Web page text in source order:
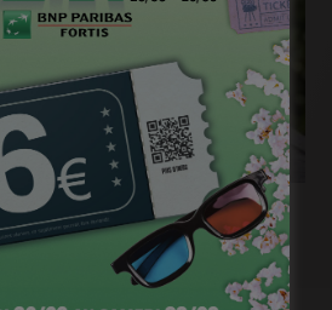
2023: Raphaël Balboni